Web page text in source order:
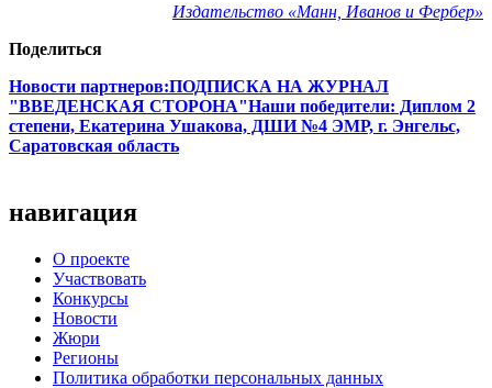
Издательство «Манн, Иванов и Фербер»
Поделиться
Новости партнеров:ПОДПИСКА НА ЖУРНАЛ
"ВВЕДЕНСКАЯ СТОРОНА"Наши победители: Диплом 2
степени, Екатерина Ушакова, ДШИ №4 ЭМР, г. Энгельс,
Саратовская область
навигация
О проекте
Участвовать
Конкурсы
Новости
Жюри
Регионы
Политика обработки персональных данных